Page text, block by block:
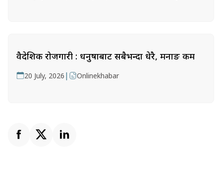
वैदेशिक रोजगारी : धनुषाबाट सबैभन्दा धेरै, मनाङ कम
20 July, 2026 | Onlinekhabar